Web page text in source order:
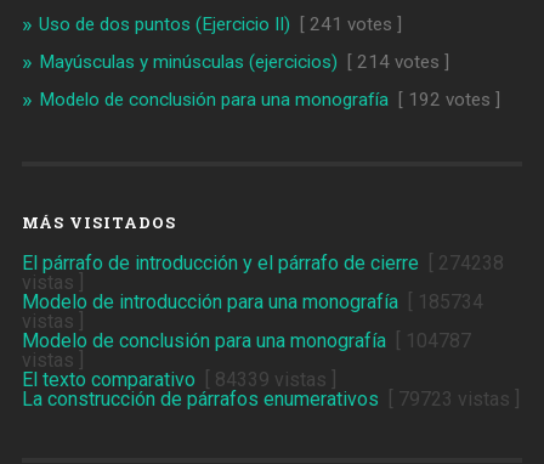
Uso de dos puntos (Ejercicio II) [ 241 votes ]
Mayúsculas y minúsculas (ejercicios) [ 214 votes ]
Modelo de conclusión para una monografía[ 192 votes ]
MÁS VISITADOS
El párrafo de introducción y el párrafo de cierre [ 274238
vistas ]
Modelo de introducción para una monografía[ 185734
vistas ]
Modelo de conclusión para una monografía[ 104787
vistas ]
El texto comparativo [ 84339 vistas ]
La construcción de párrafos enumerativos [ 79723 vistas ]